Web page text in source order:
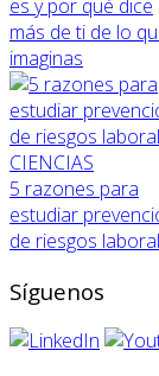
es y por qué dice
más de ti de lo
imaginas
CIENCIAS
5 razones para
estudiar
de riesgos
Síguenos